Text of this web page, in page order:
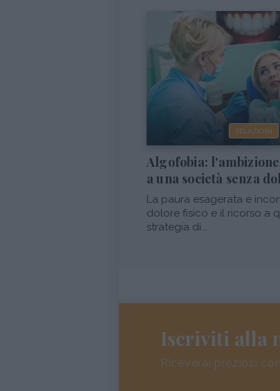
RELAZIONI
Algofobia:
a una società senza
La paura esagerata e
dolore fisico e il ricorso a
strategia di...
Iscriviti alla
Riceverai preziosi